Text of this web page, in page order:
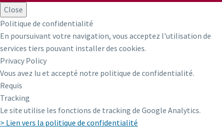
Close
Politique de confidentialité
En poursuivant votre navigation, vous acceptez l'utilisation de
services tiers pouvant installer des cookies.
Privacy Policy
Vous avez lu et accepté notre politique de confidentialité.
Requis
Tracking
Le site utilise les fonctions de tracking de Google Analytics.
> Lien vers la politique de confidentialité